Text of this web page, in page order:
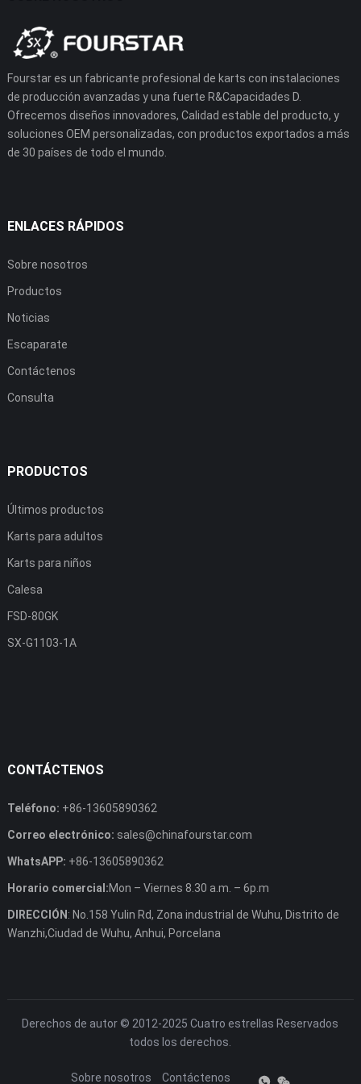
Fourstar es un fabricante profesional de karts con instalaciones
de producción avanzadas y una fuerte R&Capacidades D.
Ofrecemos diseños innovadores, Calidad estable del producto, y
soluciones OEM personalizadas, con productos exportados a más
de 30 países de todo el mundo.
ENLACES RÁPIDOS
Sobre nosotros
Productos
Noticias
Escaparate
Contáctenos
Consulta
PRODUCTOS
Últimos productos
Karts para adultos
Karts para niños
Calesa
FSD-80GK
SX-G1103-1A
CONTÁCTENOS
Teléfono: +86-13605890362
Correo electrónico: sales@chinafourstar.com
WhatsAPP: +86-13605890362
Horario comercial:Mon – Viernes 8.30 a.m. – 6p.m
DIRECCIÓN : No.158 Yulin Rd, Zona industrial de Wuhu, Distrito de
Wanzhi,Ciudad de Wuhu, Anhui, Porcelana
Derechos de autor © 2012-2025Cuatro estrellas Reservados
todos los derechos.
Sobre nosotros Contáctenos